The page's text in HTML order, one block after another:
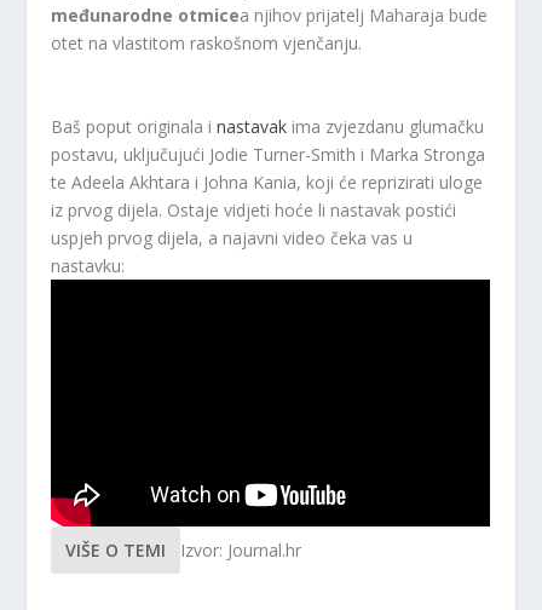
međunarodne otmicea njihov prijatelj Maharaja bude
otet na vlastitom raskošnom vjenčanju.
Baš poput originala inastavak ima zvjezdanu glumačku
postavu, uključujući Jodie Turner-Smith i Marka Stronga
te Adeela Akhtara i Johna Kania, koji će reprizirati uloge
iz prvog dijela. Ostaje vidjeti hoće li nastavak postići
uspjeh prvog dijela, a najavni video čeka vas u
nastavku:
VIŠE O TEMI Izvor: Journal.hr